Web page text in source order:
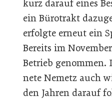
kurz darauf eines
ein Bürotrakt
erfolgte erneut ein
Bereits im
Betrieb genommen.
nete Nemetz auch
den Jahren darauf